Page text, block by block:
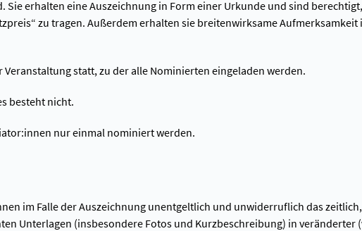
Sie erhalten eine Auszeichnung in Form einer Urkunde und sind
zu tragen. Außerdem erhalten sie breitenwirksame Aufmerksamkeit
statt, zu der alle Nominierten eingeladen werden.
besteht nicht.
nur einmal nominiert werden.
im Falle der Auszeichnung unentgeltlich und unwiderruflich das
Unterlagen (insbesondere Fotos und Kurzbeschreibung) in veränderter